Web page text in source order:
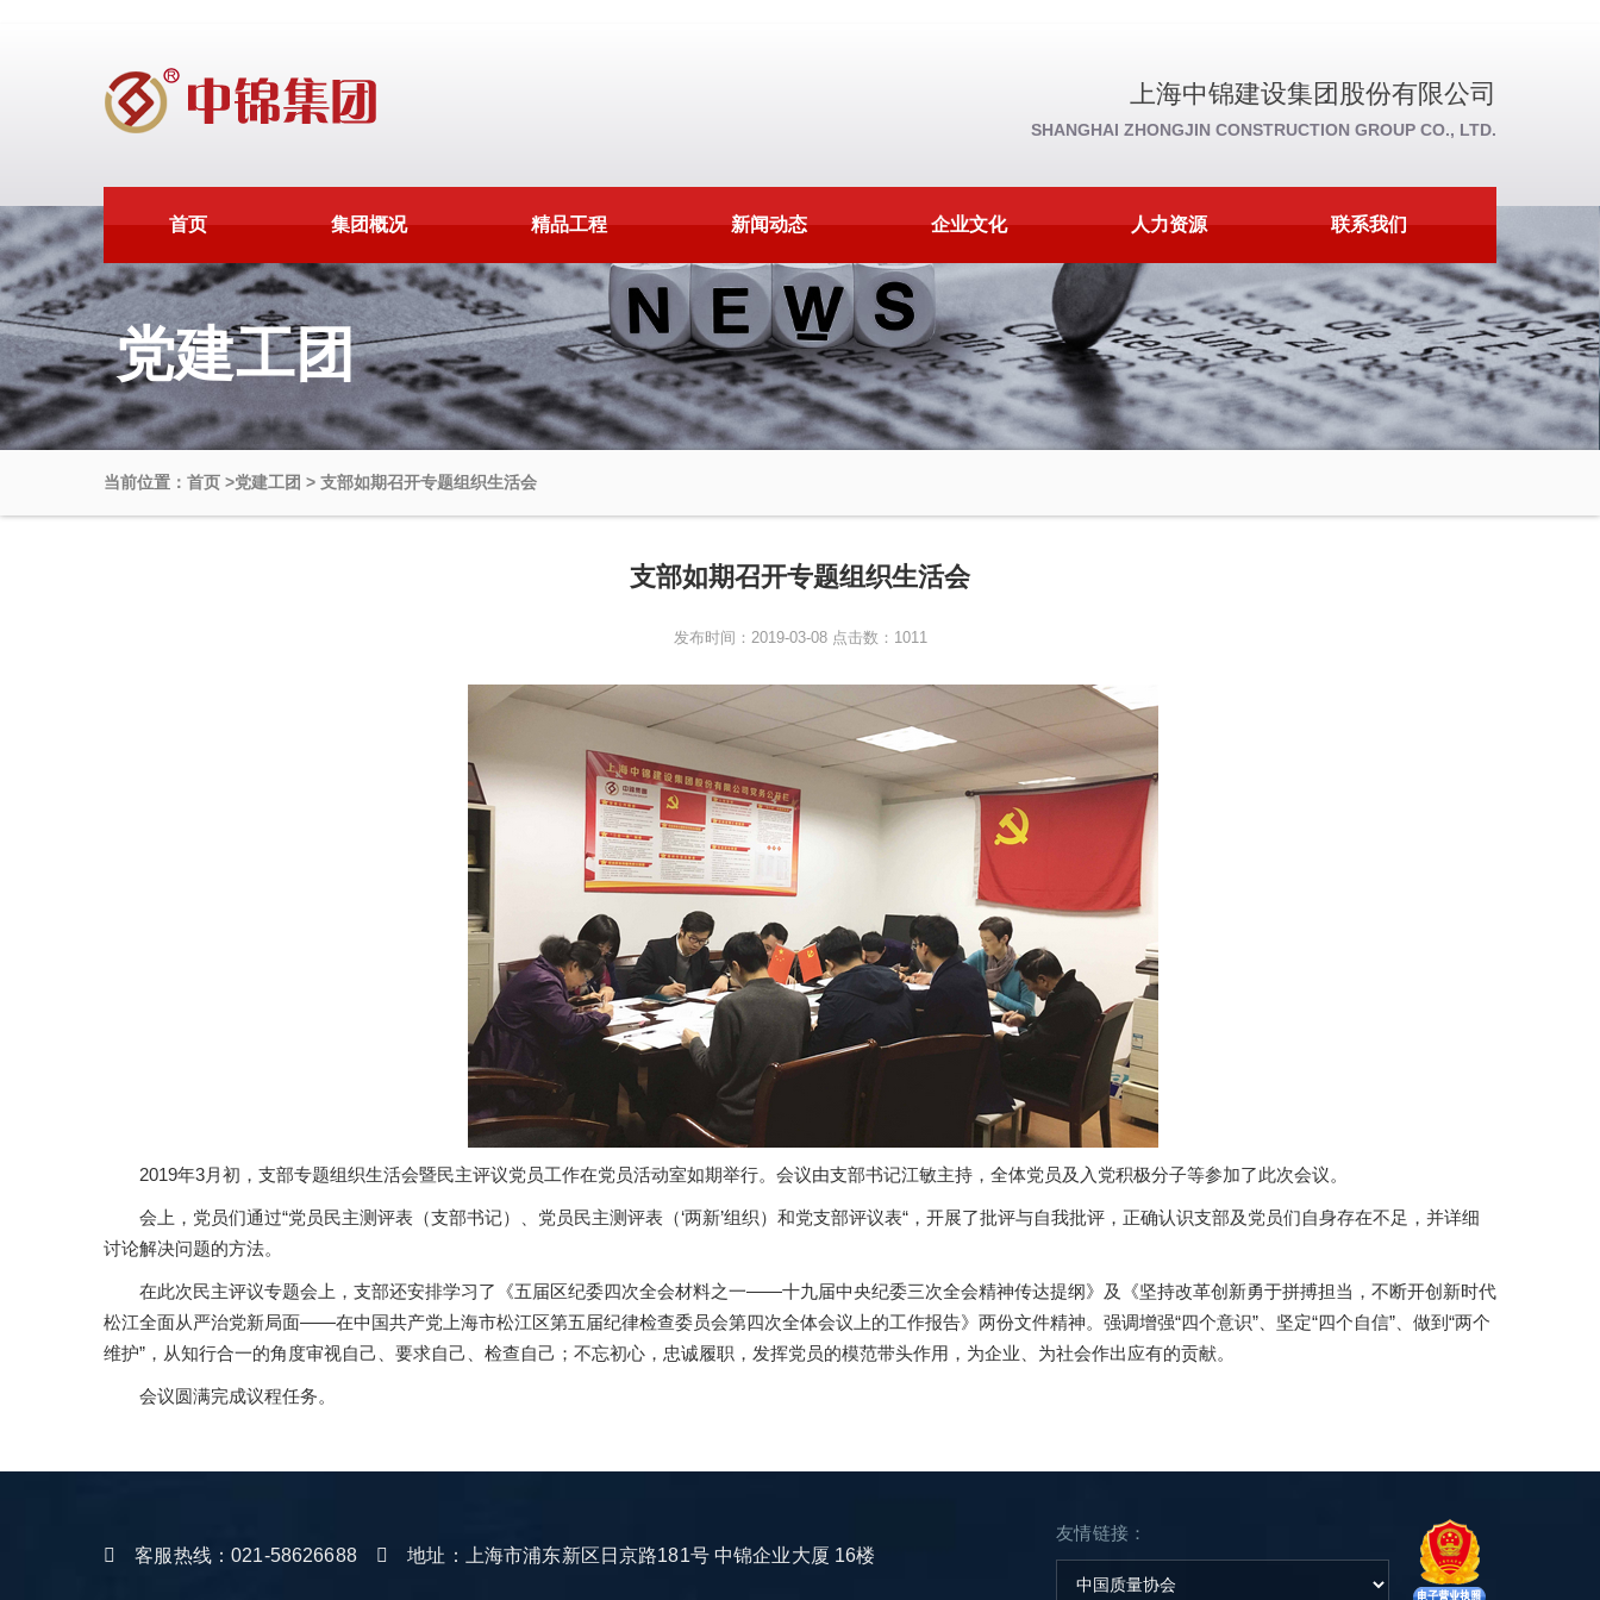
上海中锦建设集团股份有限公司
SHANGHAI ZHONGJIN CONSTRUCTION GROUP CO., LTD.
首页 集团概况 精品工程 新闻动态 企业文化 人力资源 联系我们
党建工团
当前位置：首页 >党建工团 > 支部如期召开专题组织生活会
支部如期召开专题组织生活会
发布时间：2019-03-08 点击数：1011
2019年3月初，支部专题组织生活会暨民主评议党员工作在党员活动室如期举行。会议由支部书记江敏主持，全体党员及入党积极分子等参加了此次会议。
会上，党员们通过“党员民主测评表（支部书记）、党员民主测评表（‘两新’组织）和党支部评议表“，开展了批评与自我批评，正确认识支部及党员们自身存在不足，并详细
讨论解决问题的方法。
在此次民主评议专题会上，支部还安排学习了《五届区纪委四次全会材料之一——十九届中央纪委三次全会精神传达提纲》及《坚持改革创新勇于拼搏担当，不断开创新时代
松江全面从严治党新局面——在中国共产党上海市松江区第五届纪律检查委员会第四次全体会议上的工作报告》两份文件精神。强调增强“四个意识”、坚定“四个自信”、做到“两个
维护”，从知行合一的角度审视自己、要求自己、检查自己；不忘初心，忠诚履职，发挥党员的模范带头作用，为企业、为社会作出应有的贡献。
会议圆满完成议程任务。
客服热线：021-58626688 地址：上海市浦东新区日京路181号 中锦企业大厦 16楼
友情链接：